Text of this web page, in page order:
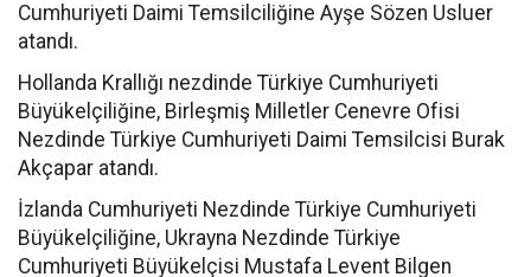
Cumhuriyeti Daimi Temsilciliğine Ayşe Sözen Usluer
atandı.
Hollanda Krallığı nezdinde Türkiye Cumhuriyeti
Büyükelçiliğine, Birleşmiş Milletler Cenevre Ofisi
Nezdinde Türkiye Cumhuriyeti Daimi Temsilcisi Burak
Akçapar atandı.
İzlanda Cumhuriyeti Nezdinde Türkiye Cumhuriyeti
Büyükelçiliğine, Ukrayna Nezdinde Türkiye
Cumhuriyeti Büyükelçisi Mustafa Levent Bilgen